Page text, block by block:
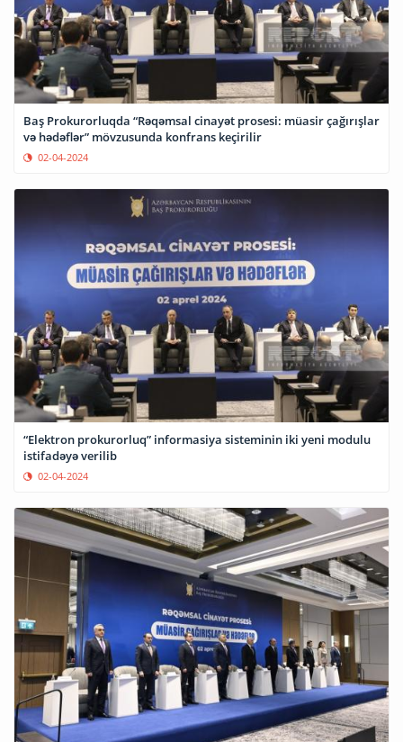
Baş Prokurorluqda “Rəqəmsal cinayət prosesi: müasir çağırışlar
və hədəflər” mövzusunda konfrans keçirilir
02-04-2024
“Elektron prokurorluq” informasiya sisteminin iki yeni modulu
istifadəyə verilib
02-04-2024